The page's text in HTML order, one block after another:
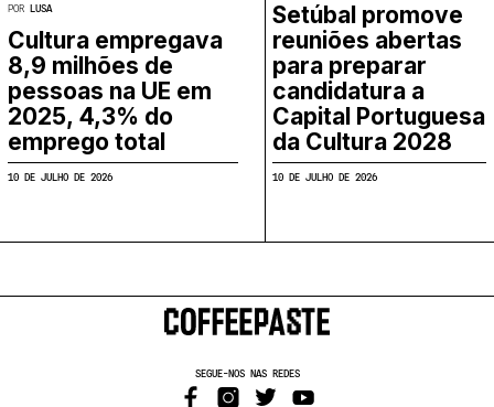
POR LUSA
Cultura empregava
8,9 milhões de
pessoas na UE em
2025, 4,3% do
emprego total
10 DE JULHO DE 2026
Setúbal promove
reuniões abertas
para preparar
candidatura a
Capital Portuguesa
da Cultura 2028
10 DE JULHO DE 2026
SEGUE-NOS NAS REDES